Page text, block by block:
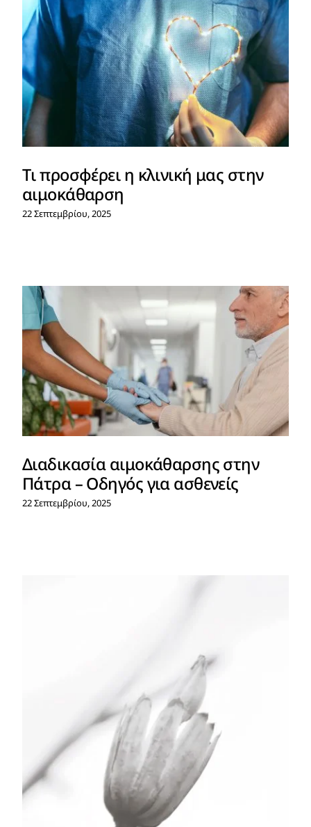
Tι προσφέρει η κλινική μας στην
αιμοκάθαρση
22 Σεπτεμβρίου, 2025
Διαδικασία αιμοκάθαρσης στην
Πάτρα – Οδηγός για ασθενείς
22 Σεπτεμβρίου, 2025